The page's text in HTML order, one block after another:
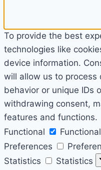
To provide the best
technologies like
device information.
will allow us to process
behavior or unique IDs
withdrawing consent,
features and functions.
Functional
Functional
Preferences
Statistics
Statistics